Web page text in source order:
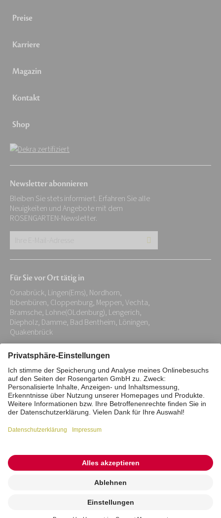
Preise
Karriere
Magazin
Kontakt
Shop
Newsletter abonnieren
Bleiben Sie stets informiert. Erfahren Sie alle
Neuigkeiten und Angebote mit dem
ROSENGARTEN-Newsletter.
Adresse:
*
Für Sie vor Ort tätig in
Osnabrück, Lingen(Ems), Nordhorn,
Ibbenbüren, Cloppenburg, Meppen, Vechta,
Bramsche, Lohne(OLdenburg), Lengerich,
Diepholz, Damme, Bad Bentheim, Löningen,
Quakenbrück
Impressum Datenschutz
Stiftung
Interne Meldestelle
Zahlungsmittel
Barrierefreiheitserklärung
Vertrag widerrufen
© 2026 ROSENGARTEN-Tierbestattung